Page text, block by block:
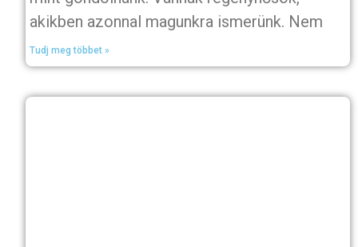
akikben azonnal magunkra ismerünk. Nem
Tudj meg többet »